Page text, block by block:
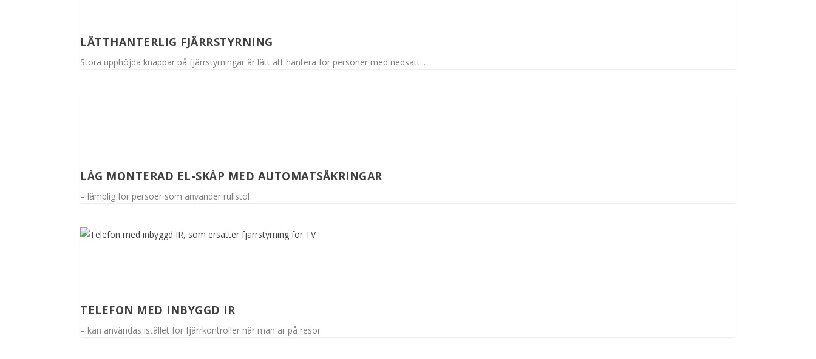
LÄTTHANTERLIG FJÄRRSTYRNING
Stora upphöjda knappar på fjärrstyrningar är lätt att hantera för personer med nedsatt...
LÅG MONTERAD EL-SKÅP MED AUTOMATSÄKRINGAR
– lämplig för persoer som använder rullstol
TELEFON MED INBYGGD IR
– kan användas istället för fjärrkontroller när man är på resor